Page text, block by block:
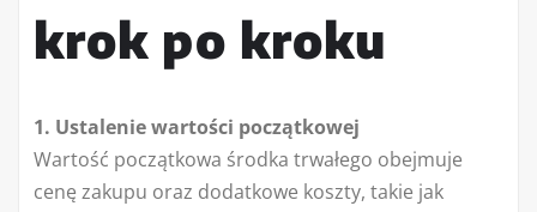
krok po kroku
1. Ustalenie wartości początkowej
Wartość początkowa środka trwałego obejmuje
cenę zakupu oraz dodatkowe koszty, takie jak